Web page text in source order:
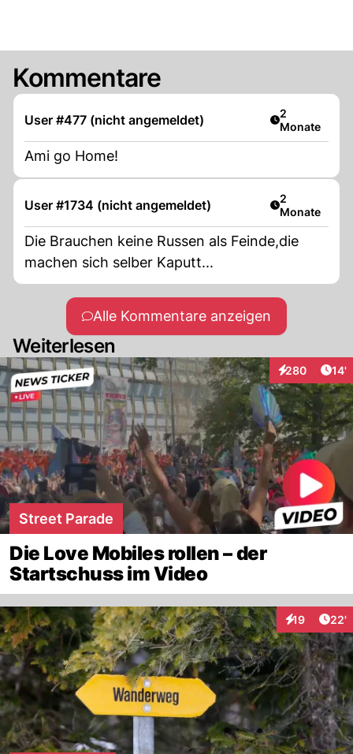
Kommentare
User #477 (nicht angemeldet) Artikel
2
Monate
Ami go Home!
User #1734 (nicht angemeldet) Artikel
2
Monate
Die Brauchen keine Russen als Feinde,die
machen sich selber Kaputt...
Alle Kommentare anzeigen
Weiterlesen
280
Interaktionen
14'
Street Parade
Die Love Mobiles rollen – der
Startschuss im Video
19
Interaktionen
22'